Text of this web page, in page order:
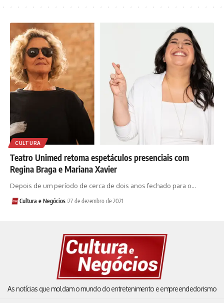
CULTURA
Teatro Unimed retoma espetáculos presenciais com
Regina Braga e Mariana Xavier
Depois de um período de cerca de dois anos fechado para o…
Cultura e Negócios 27 de dezembro de 2021
As notícias que moldam o mundo do entretenimento e empreendedorismo